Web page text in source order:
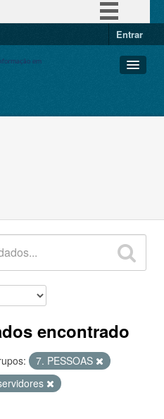
Entrar
encontrado
7. PESSOAS